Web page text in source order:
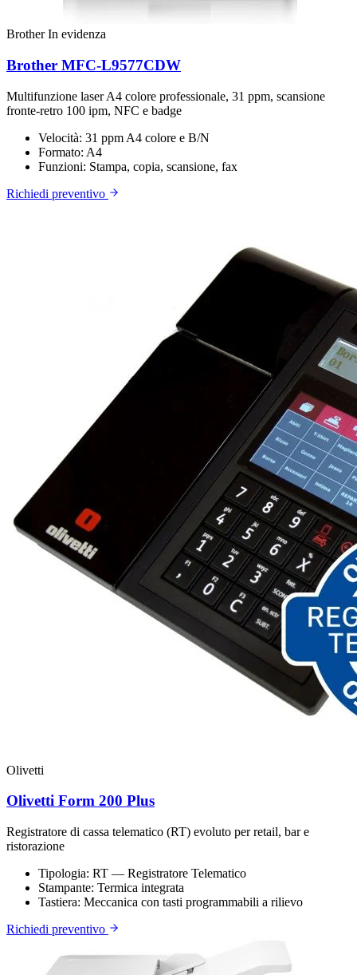
BrotherIn evidenza
Brother MFC-L9577CDW
Multifunzione laser A4 colore professionale, 31 ppm, scansione
fronte-retro 100 ipm, NFC e badge
Velocità: 31 ppm A4 colore e B/N
Formato: A4
Funzioni: Stampa, copia, scansione, fax
Richiedi preventivo
Olivetti
Olivetti Form 200 Plus
Registratore di cassa telematico (RT) evoluto per retail, bar e
ristorazione
Tipologia: RT — Registratore Telematico
Stampante: Termica integrata
Tastiera: Meccanica con tasti programmabili a rilievo
Richiedi preventivo